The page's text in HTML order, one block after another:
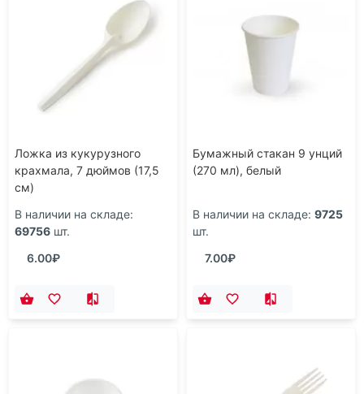
Ложка из кукурузного
крахмала, 7 дюймов (17,5
см)
В наличии на складе:
69756 шт.
6.00₽
Бумажный стакан 9 унций
(270 мл), белый
В наличии на складе: 9725
шт.
7.00₽